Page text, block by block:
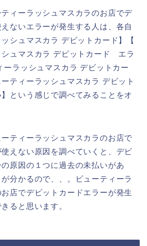
ィーラッシュマスカラのお店でデ
ないエラーが発生する人は、各自
ッシュマスカラ デビットカード】【
シュマスカラ デビットカード エラ
ーラッシュマスカラ デビットカー
ティーラッシュマスカラ デビット
という感じで調べてみることをオ
ティーラッシュマスカラのお店で
えない原因を調べていくと、デビ
原因の１つに過去の未払いがあ
分かるので、、。ビューティーラ
店でデビットカードエラーが発生
ると思います。